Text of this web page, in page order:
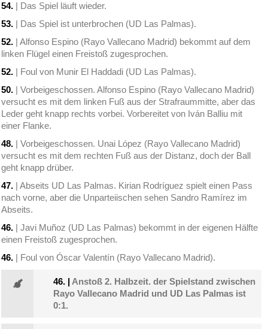
54. | Das Spiel läuft wieder.
53. | Das Spiel ist unterbrochen (UD Las Palmas).
52. | Alfonso Espino (Rayo Vallecano Madrid) bekommt auf dem
linken Flügel einen Freistoß zugesprochen.
52. | Foul von Munir El Haddadi (UD Las Palmas).
50. | Vorbeigeschossen. Alfonso Espino (Rayo Vallecano Madrid)
versucht es mit dem linken Fuß aus der Strafraummitte, aber das
Leder geht knapp rechts vorbei. Vorbereitet von Iván Balliu mit
einer Flanke.
48. | Vorbeigeschossen. Unai López (Rayo Vallecano Madrid)
versucht es mit dem rechten Fuß aus der Distanz, doch der Ball
geht knapp drüber.
47. | Abseits UD Las Palmas. Kirian Rodríguez spielt einen Pass
nach vorne, aber die Unparteiischen sehen Sandro Ramírez im
Abseits.
46. | Javi Muñoz (UD Las Palmas) bekommt in der eigenen Hälfte
einen Freistoß zugesprochen.
46. | Foul von Óscar Valentín (Rayo Vallecano Madrid).
46. | Anstoß 2. Halbzeit. der Spielstand zwischen
Rayo Vallecano Madrid und UD Las Palmas ist
0:1.